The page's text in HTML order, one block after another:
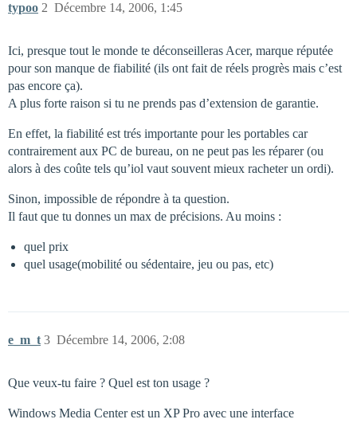
typoo Décembre 14, 2006, 1:45
2
Ici, presque tout le monde te déconseilleras Acer, marque réputée
pour son manque de fiabilité (ils ont fait de réels progrès mais c’est
pas encore ça).
A plus forte raison si tu ne prends pas d’extension de garantie.
En effet, la fiabilité est trés importante pour les portables car
contrairement aux PC de bureau, on ne peut pas les réparer (ou
alors à des coûte tels qu’iol vaut souvent mieux racheter un ordi).
Sinon, impossible de répondre à ta question.
Il faut que tu donnes un max de précisions. Au moins :
quel prix
quel usage(mobilité ou sédentaire, jeu ou pas, etc)
e_m_t Décembre 14, 2006, 2:08
3
Que veux-tu faire ? Quel est ton usage ?
Windows Media Center est un XP Pro avec une interface